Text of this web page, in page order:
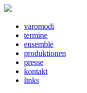
varomodi
termine
ensemble
produktionen
presse
kontakt
links